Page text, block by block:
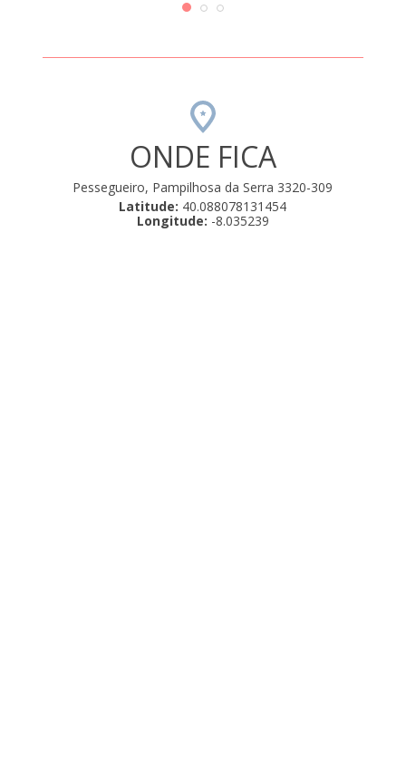
ONDE FICA
Pessegueiro, Pampilhosa da Serra 3320-309
Latitude: 40.088078131454
Longitude: -8.035239